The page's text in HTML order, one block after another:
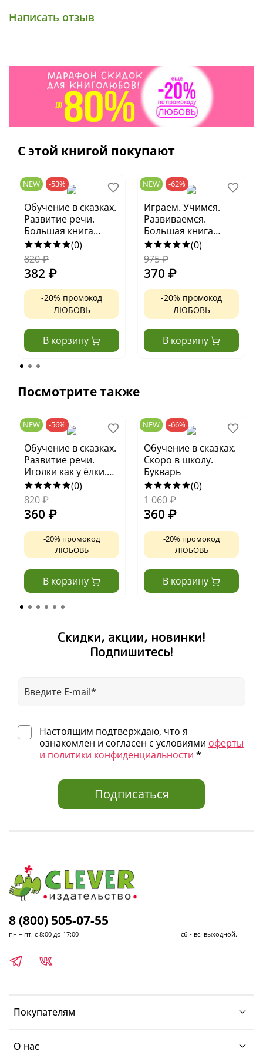
развитие внимания на каждой странице
● Яркие иллюстрации
● Возраст 1‒3 года
Написать отзыв
С этой книгой покупают
NEW -53%
Обучение в сказках.
Развитие речи.
Большая книга
развития речи 1-3
года
(0)
820₽
382 ₽
-20% промокод
ЛЮБОВЬ
В корзину
NEW -62%
Играем. Учимся.
Развиваемся.
Большая книга
навыков
самостоятельного
малыша
(0)
975₽
370 ₽
-20% промокод
ЛЮБОВЬ
В корзину
Посмотрите также
NEW -56%
Обучение в сказках.
Развитие речи.
Иголки как у ёлки.
Стихи- болтушки
(0)
820₽
360 ₽
-20% промокод
ЛЮБОВЬ
В корзину
NEW -66%
Обучение в сказках.
Скоро в школу.
Букварь
(0)
1 060₽
360 ₽
-20% промокод
ЛЮБОВЬ
В корзину
Скидки, акции, новинки!
Подпишитесь!
Настоящим подтверждаю, что я
ознакомлен и согласен с условиями оферты
и политики конфиденциальности *
Подписаться
Покупателям
О нас
8 (800) 505-07-55
пн – пт. с 8:00 до 17:00 сб - вс. выходной.